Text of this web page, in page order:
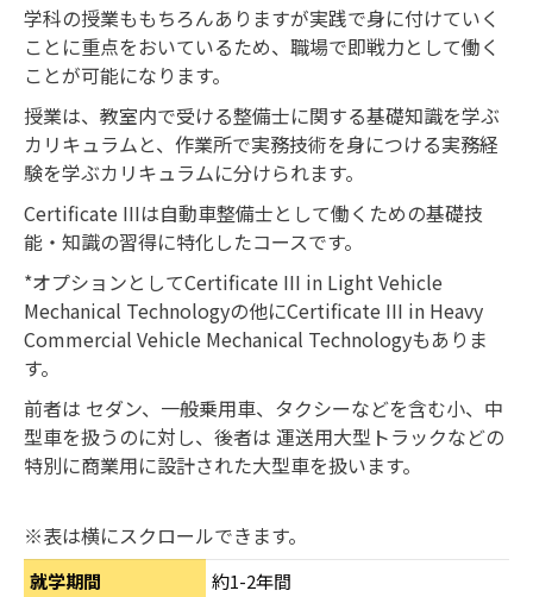
学科の授業ももちろんありますが実践で身に付けていく
ことに重点をおいているため、職場で即戦力として働く
ことが可能になります。
授業は、教室内で受ける整備士に関する基礎知識を学ぶ
カリキュラムと、作業所で実務技術を身につける実務経
験を学ぶカリキュラムに分けられます。
Certificate IIIは自動車整備士として働くための基礎技
能・知識の習得に特化したコースです。
*オプションとしてCertificate III in Light Vehicle
Mechanical Technologyの他にCertificate III in Heavy
Commercial Vehicle Mechanical Technologyもありま
す。
前者は セダン、一般乗用車、タクシーなどを含む小、中
型車を扱うのに対し、後者は 運送用大型トラックなどの
特別に商業用に設計された大型車を扱います。
※表は横にスクロールできます。
就学期間
約1-2年間